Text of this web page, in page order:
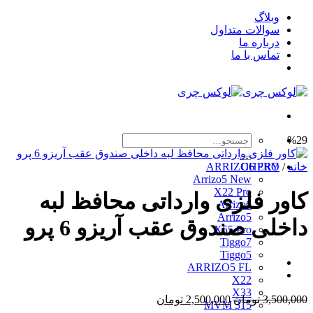
Skip
content
وبلاگ
سوالات متداول
درباره ما
تماس با ما
جستجو
برای:
CHERY
Arrizo5 New
X22 Pro
Arrizo6
Arrizo5
X55 Pro
Tiggo7
Tiggo5
ARRIZO5 FL
X22
X33
MVM 315
%29
خانه /
ARRIZO6 PRO
کاور فلزی وارداتی محافظ لبه
داخلی صندوق عقب آریزو 6 پرو
3,500,000 تومانقیمت
2,500,000 تومان